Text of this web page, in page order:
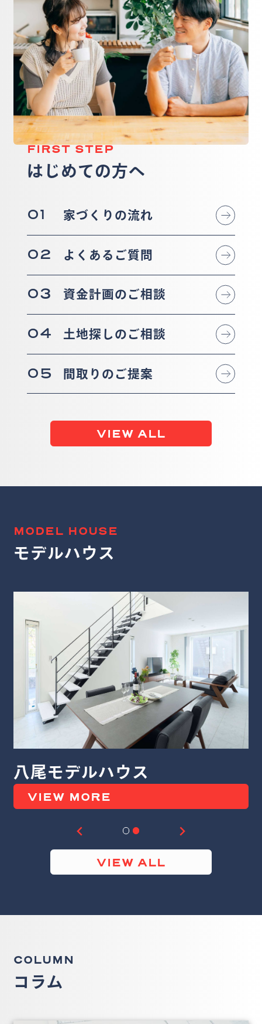
FIRST STEP
はじめての方へ
01 家づくりの流れ
02 よくあるご質問
03 資金計画のご相談
04 土地探しのご相談
05 間取りのご提案
VIEW ALL
MODEL HOUSE
モデルハウス
堺モデルハウス
VIEW MORE
VIEW ALL
COLUMN
コラム